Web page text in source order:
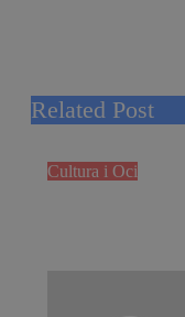
Related Post
Cultura i Oci